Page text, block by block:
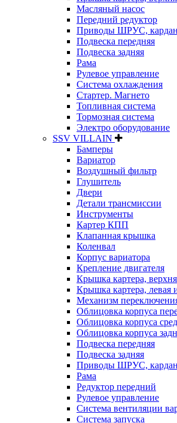
Масляный насос
Передний редуктор
Приводы ШРУС,
Подвеска передняя
Подвеска задняя
Рама
Рулевое управление
Система охлаждения
Стартер. Магнето
Топливная система
Тормозная система
Электро оборудование
SSV VILLAIN
Бамперы
Вариатор
Воздушный фильтр
Глушитель
Двери
Детали трансмиссии
Инструменты
Картер КПП
Клапанная крышка
Коленвал
Корпус вариатора
Крепление двигателя
Крышка картера,
Крышка картера, левая
Механизм
Облицовка корпуса
Облицовка корпуса
Облицовка корпуса
Подвеска передняя
Подвеска задняя
Приводы ШРУС,
Рама
Редуктор передний
Рулевое управление
Система вентиляции
Система запуска